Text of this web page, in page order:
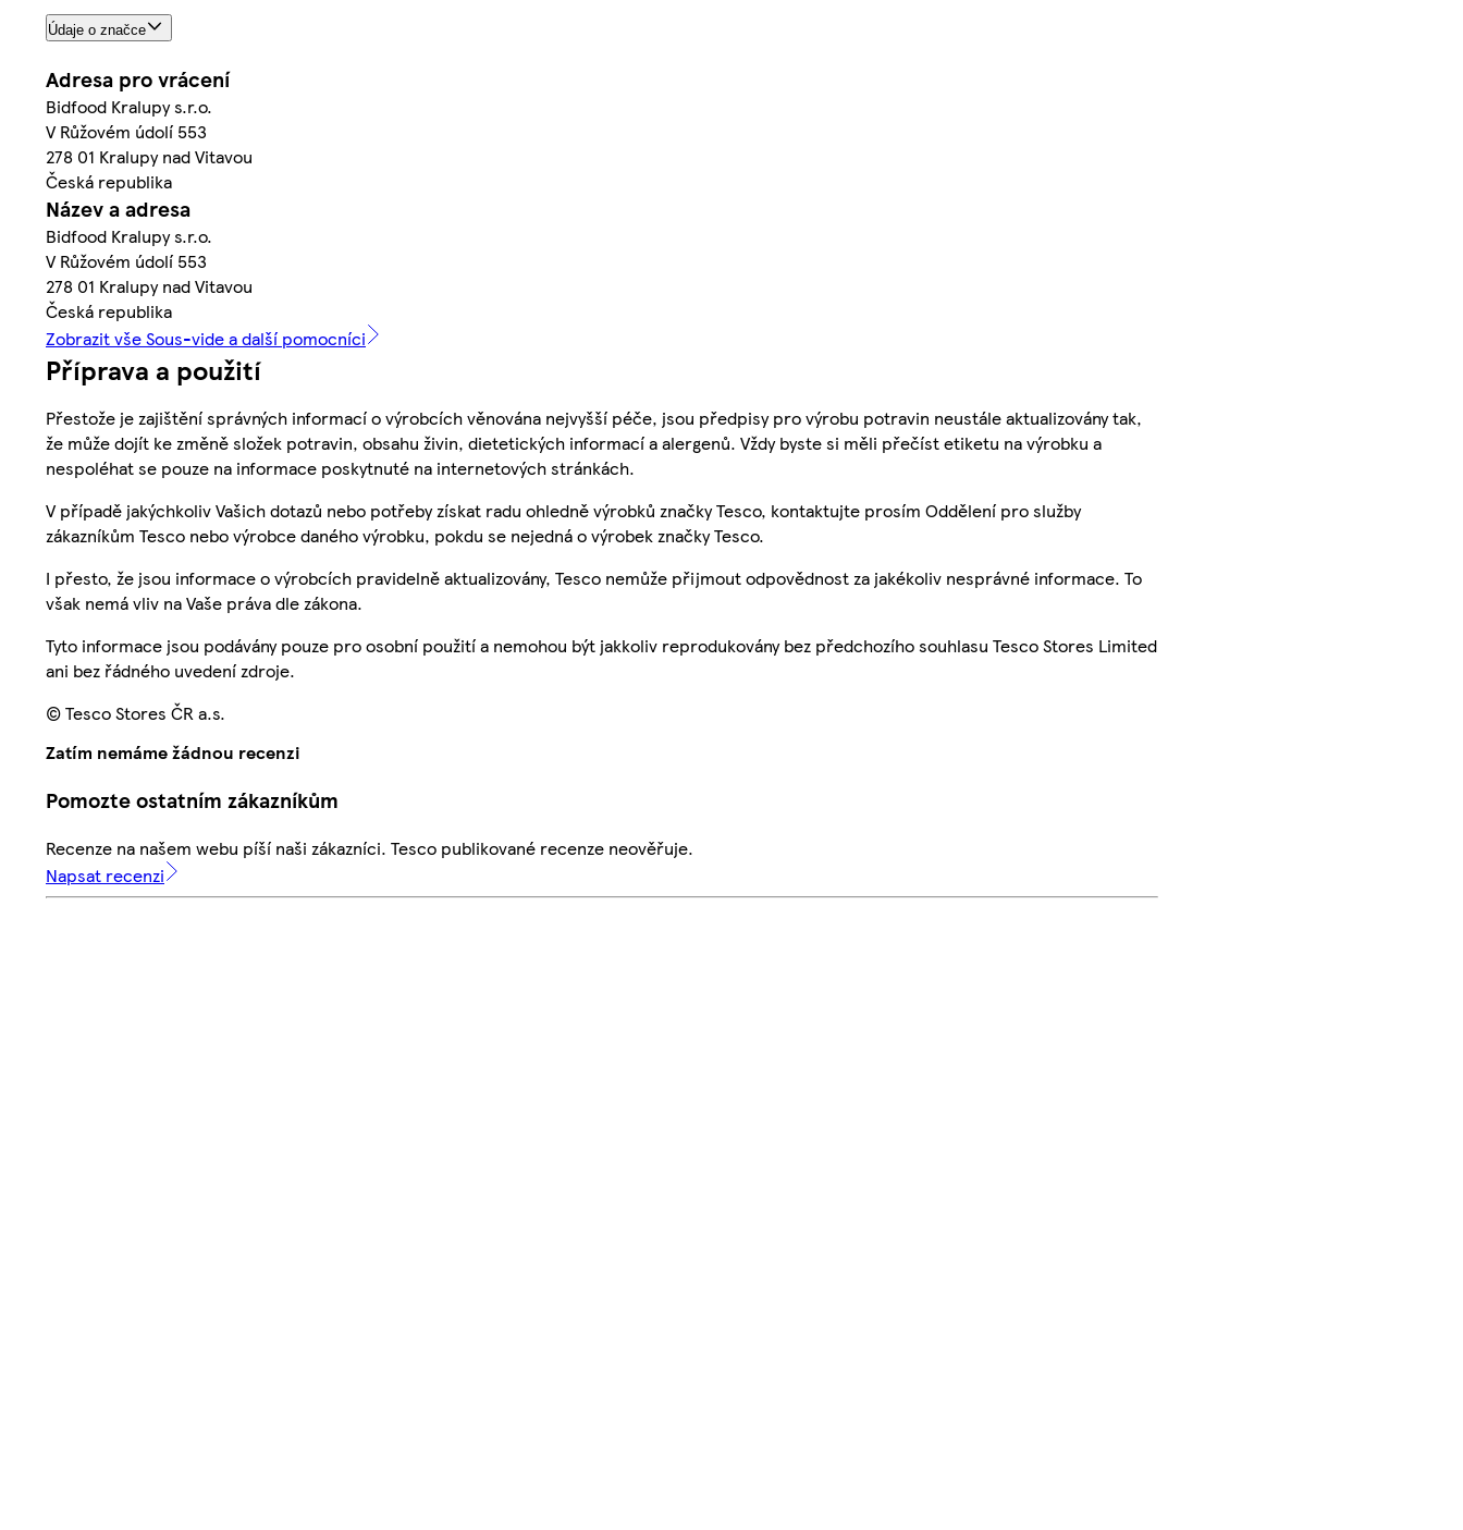
Údaje o značce
Adresa pro vrácení
Bidfood Kralupy s.r.o.
V Růžovém údolí 553
278 01 Kralupy nad Vitavou
Česká republika
Název a adresa
Bidfood Kralupy s.r.o.
V Růžovém údolí 553
278 01 Kralupy nad Vitavou
Česká republika
Zobrazit vše Sous-vide a další pomocníci
Příprava a použití
Přestože je zajištění správných informací o výrobcích věnována nejvyšší péče, jsou předpisy pro výrobu potravin neustále aktualizovány tak,
že může dojít ke změně složek potravin, obsahu živin, dietetických informací a alergenů. Vždy byste si měli přečíst etiketu na výrobku a
nespoléhat se pouze na informace poskytnuté na internetových stránkách.
V případě jakýchkoliv Vašich dotazů nebo potřeby získat radu ohledně výrobků značky Tesco, kontaktujte prosím Oddělení pro služby
zákazníkům Tesco nebo výrobce daného výrobku, pokdu se nejedná o výrobek značky Tesco.
I přesto, že jsou informace o výrobcích pravidelně aktualizovány, Tesco nemůže přijmout odpovědnost za jakékoliv nesprávné informace. To
však nemá vliv na Vaše práva dle zákona.
Tyto informace jsou podávány pouze pro osobní použití a nemohou být jakkoliv reprodukovány bez předchozího souhlasu Tesco Stores Limited
ani bez řádného uvedení zdroje.
© Tesco Stores ČR a.s.
Zatím nemáme žádnou recenzi
Pomozte ostatním zákazníkům
Recenze na našem webu píší naši zákazníci. Tesco publikované recenze neověřuje.
Napsat recenzi